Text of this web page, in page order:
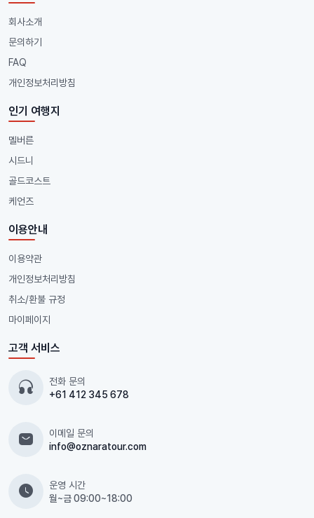
회사소개
문의하기
FAQ
개인정보처리방침
인기 여행지
멜버른
시드니
골드코스트
케언즈
이용안내
이용약관
개인정보처리방침
취소/환불 규정
마이페이지
고객 서비스
전화 문의
+61 412 345 678
이메일 문의
info@oznaratour.com
운영 시간
월~금 09:00~18:00